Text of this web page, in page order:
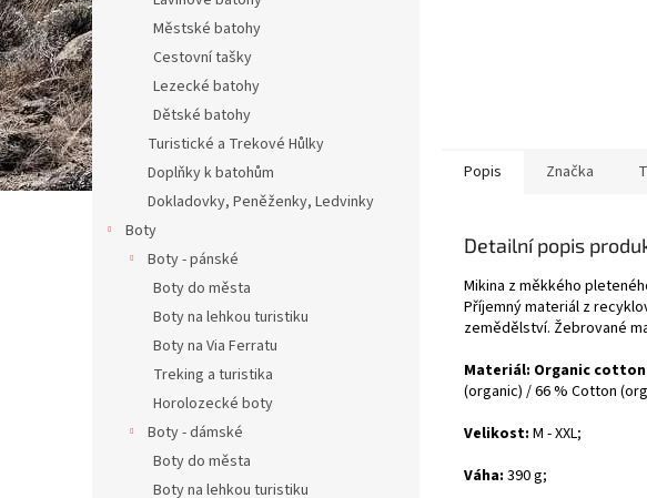
Městské batohy
Cestovní tašky
Lezecké batohy
Dětské batohy
Turistické a Trekové Hůlky
Doplňky k batohům
Dokladovky, Peněženky, Ledvinky
Boty
Boty - pánské
Boty do města
Boty na lehkou turistiku
Boty na Via Ferratu
Treking a turistika
Horolozecké boty
Boty - dámské
Boty do města
Boty na lehkou turistiku
Popis Značka
Detailní popis
Mikina z měkkého
Příjemný materiál z
zemědělství. Žebrované
Materiál: Organic
(organic) / 66 % Cotton
Velikost: M - XXL;
Váha: 390 g;